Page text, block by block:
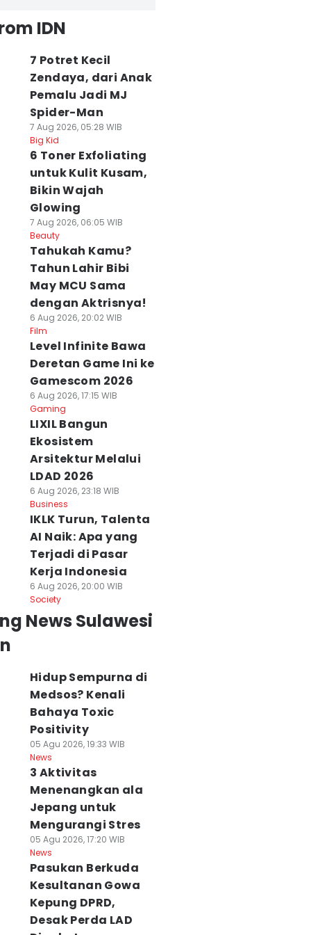
IDN
7 Potret Kecil
Zendaya, dari Anak
Pemalu Jadi MJ
Spider-Man
7 Aug 2026, 05:28 WIB
Big Kid
6 Toner Exfoliating
untuk Kulit Kusam,
Bikin Wajah
Glowing
7 Aug 2026, 06:05 WIB
Beauty
Tahukah Kamu?
Tahun Lahir Bibi
May MCU Sama
dengan Aktrisnya!
6 Aug 2026, 20:02 WIB
Film
Level Infinite Bawa
Deretan Game Ini ke
Gamescom 2026
6 Aug 2026, 17:15 WIB
Gaming
LIXIL Bangun
Ekosistem
Arsitektur Melalui
LDAD 2026
6 Aug 2026, 23:18 WIB
Business
IKLK Turun, Talenta
AI Naik: Apa yang
Terjadi di Pasar
Kerja Indonesia
6 Aug 2026, 20:00 WIB
Society
News Sulawesi
Hidup Sempurna di
Medsos? Kenali
Bahaya Toxic
Positivity
05 Agu 2026, 19:33 WIB
News
3 Aktivitas
Menenangkan ala
Jepang untuk
Mengurangi Stres
05 Agu 2026, 17:20 WIB
News
Pasukan Berkuda
Kesultanan Gowa
Kepung DPRD,
Desak Perda LAD